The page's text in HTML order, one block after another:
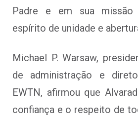
Padre e em sua
espírito de unidade e
Michael P. Warsaw,
de administração e
EWTN, afirmou que
confiança e o respeito de